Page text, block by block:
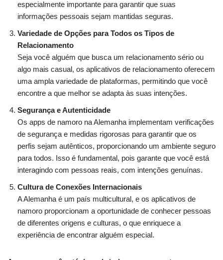
especialmente importante para garantir que suas
informações pessoais sejam mantidas seguras.
Variedade de Opções para Todos os Tipos de
Relacionamento
Seja você alguém que busca um relacionamento sério ou
algo mais casual, os aplicativos de relacionamento oferecem
uma ampla variedade de plataformas, permitindo que você
encontre a que melhor se adapta às suas intenções.
Segurança e Autenticidade
Os apps de namoro na Alemanha implementam verificações
de segurança e medidas rigorosas para garantir que os
perfis sejam autênticos, proporcionando um ambiente seguro
para todos. Isso é fundamental, pois garante que você está
interagindo com pessoas reais, com intenções genuínas.
Cultura de Conexões Internacionais
A Alemanha é um país multicultural, e os aplicativos de
namoro proporcionam a oportunidade de conhecer pessoas
de diferentes origens e culturas, o que enriquece a
experiência de encontrar alguém especial.